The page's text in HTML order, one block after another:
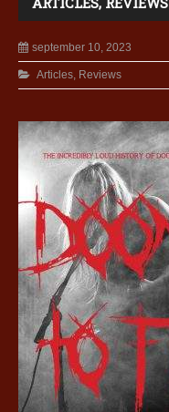
september 10, 2023
Articles, Reviews